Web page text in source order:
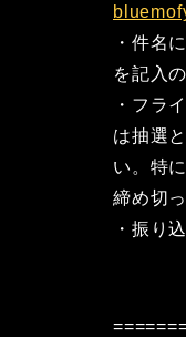
・件名
を記入
・フラ
は抽選
い。特
締め切
・振り